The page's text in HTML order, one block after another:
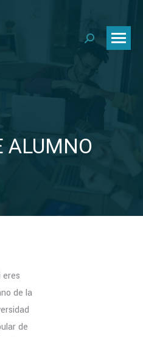
Buscar:
ALUMNO
eres
de la
de